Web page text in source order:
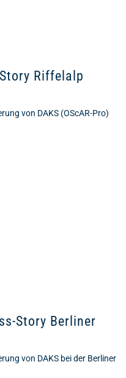
Riffelalp
von DAKS (OScAR-Pro)
Story Berliner
von DAKS bei der Berliner